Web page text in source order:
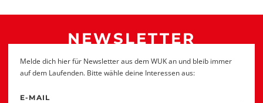
NEWSLETTER
Melde dich hier für Newsletter aus dem WUK an und bleib immer
auf dem Laufenden. Bitte wähle deine Interessen aus:
E-MAIL